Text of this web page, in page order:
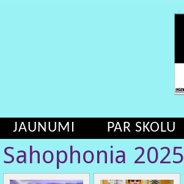
JAUNUMI PAR SKOLU
Sahophonia 2025